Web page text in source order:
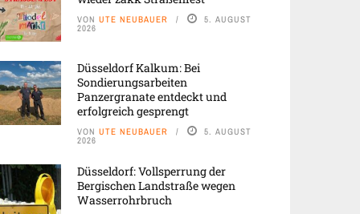
VON UTE NEUBAUER 5. AUGUST
2026
Düsseldorf Kalkum: Bei
Sondierungsarbeiten
Panzergranate entdeckt und
erfolgreich gesprengt
VON UTE NEUBAUER 5. AUGUST
2026
Düsseldorf: Vollsperrung der
Bergischen Landstraße wegen
Wasserrohrbruch